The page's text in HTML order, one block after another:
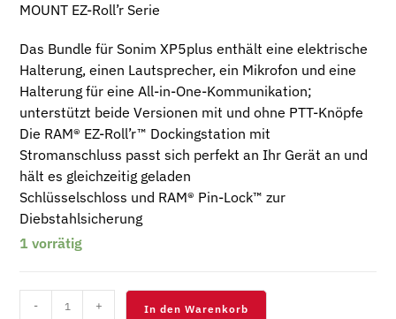
MOUNT EZ-Roll’r Serie
Das Bundle für Sonim XP5plus enthält eine elektrische
Halterung, einen Lautsprecher, ein Mikrofon und eine
Halterung für eine All-in-One-Kommunikation;
unterstützt beide Versionen mit und ohne PTT-Knöpfe
Die RAM® EZ-Roll’r™ Dockingstation mit
Stromanschluss passt sich perfekt an Ihr Gerät an und
hält es gleichzeitig geladen
Schlüsselschloss und RAM® Pin-Lock™ zur
Diebstahlsicherung
1 vorrätig
- + In den Warenkorb